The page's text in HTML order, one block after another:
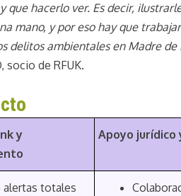
que hacerlo ver. Es decir,
mano, y por eso hay que
delitos ambientales en Madre de
socio de RFUK.
y
Apoyo jurídico
alertas totales